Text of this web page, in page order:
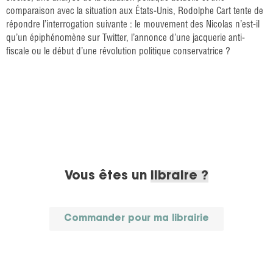
comparaison avec la situation aux États-Unis, Rodolphe Cart tente de
répondre l’interrogation suivante : le mouvement des Nicolas n’est-il
qu’un épiphénomène sur Twitter, l’annonce d’une jacquerie anti-
fiscale ou le début d’une révolution politique conservatrice ?
Vous êtes un libraire ?
Commander pour ma librairie